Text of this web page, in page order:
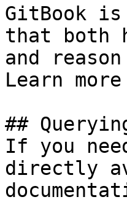
GitBook
that both
and
Learn
##
If you
directly